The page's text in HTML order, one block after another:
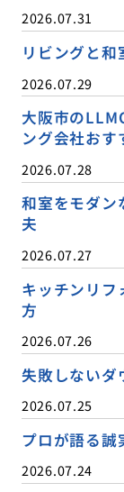
2026.07.31
リビングと
2026.07.29
大阪市の
ング会社おす
2026.07.28
和室をモダン
夫
2026.07.27
キッチンリフ
方
2026.07.26
失敗しないダ
2026.07.25
プロが語る誠
2026.07.24